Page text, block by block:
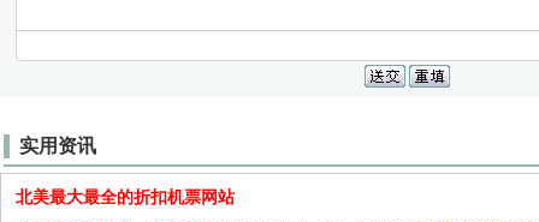
实用资讯
北美最大最全的折扣机票网站